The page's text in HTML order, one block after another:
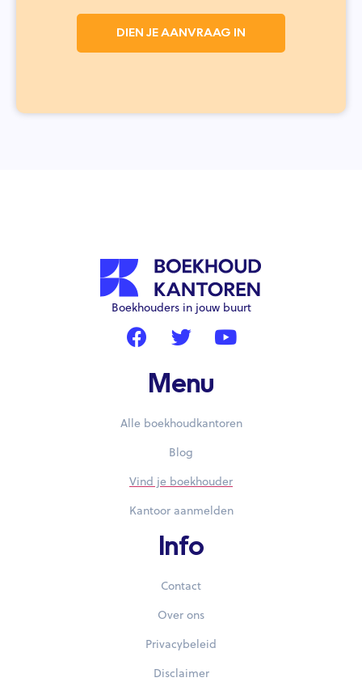
DIEN JE AANVRAAG IN
Boekhouders in jouw buurt
Menu
Alle boekhoudkantoren
Blog
Vind je boekhouder
Kantoor aanmelden
Info
Contact
Over ons
Privacybeleid
Disclaimer